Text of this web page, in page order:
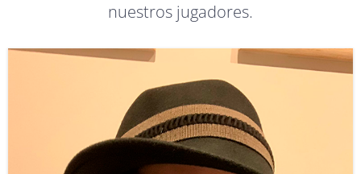
nuestros jugadores.